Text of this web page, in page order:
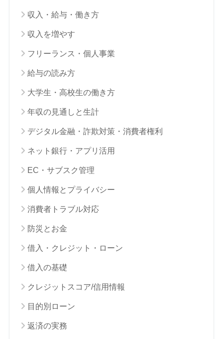
収入・給与・働き方
収入を増やす
フリーランス・個人事業
給与の読み方
大学生・高校生の働き方
年収の見通しと生計
デジタル金融・詐欺対策・消費者権利
ネット銀行・アプリ活用
EC・サブスク管理
個人情報とプライバシー
消費者トラブル対応
防災とお金
借入・クレジット・ローン
借入の基礎
クレジットスコア/信用情報
目的別ローン
返済の実務